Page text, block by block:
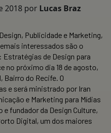
2018 por Lucas Braz
Publicidade e Marketing,
interessados são o
Estratégias de Design para
no próximo dia 18 de agosto,
Bairro do Recife. O
e será ministrado por Iran
e Marketing para Mídias
fundador da Design Culture,
Digital, um dos maiores